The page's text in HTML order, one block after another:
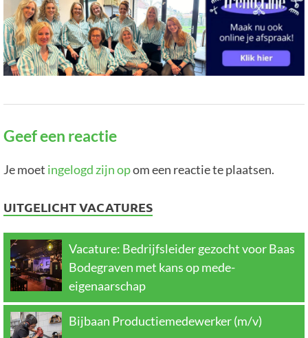
Geef een reactie
Je moet ingelogd zijn opom een reactie te plaatsen.
UITGELICHT VACATURES
Vacature: Bedrijfsleider gezocht voor Baas
Bodegraven met kans op mede-
eigenaarschap
Bijbaan Productiemedewerker (m/v)